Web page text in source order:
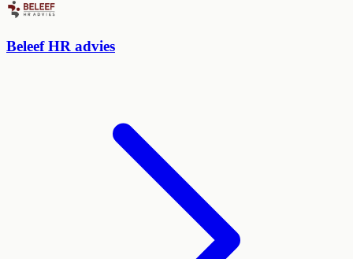
Beleef HR advies